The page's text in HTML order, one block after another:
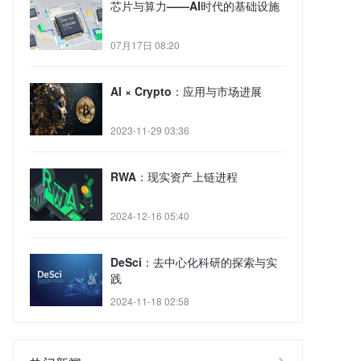
芯片与算力——AI时代的基础设施
07月17日 08:20
AI × Crypto：应用与市场进展
2023-11-29 03:36
RWA：现实资产上链进程
2024-12-16 05:40
DeSci：去中心化科研的探索与实
践
2024-11-18 02:58